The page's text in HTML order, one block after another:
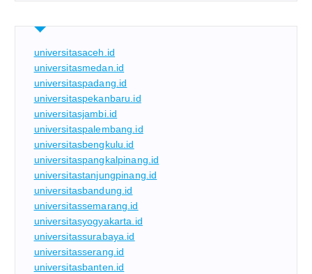
universitasaceh.id
universitasmedan.id
universitaspadang.id
universitaspekanbaru.id
universitasjambi.id
universitaspalembang.id
universitasbengkulu.id
universitaspangkalpinang.id
universitastanjungpinang.id
universitasbandung.id
universitassemarang.id
universitasyogyakarta.id
universitassurabaya.id
universitasserang.id
universitasbanten.id